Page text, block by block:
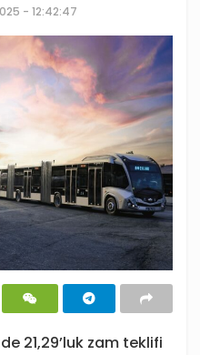
- 12:42:47
21,29’luk zam teklifi